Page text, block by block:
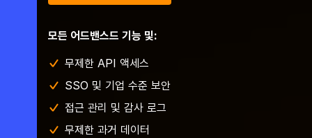
모든 어드밴스드 기능 및:
무제한 API 액세스
SSO 및 기업 수준 보안
접근 관리 및 감사 로그
무제한 과거 데이터